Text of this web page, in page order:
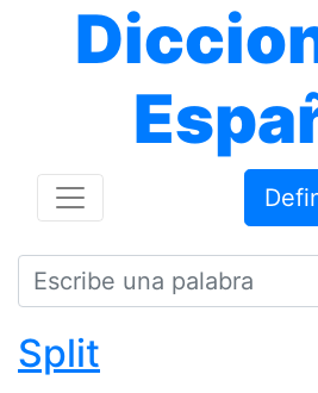
Split